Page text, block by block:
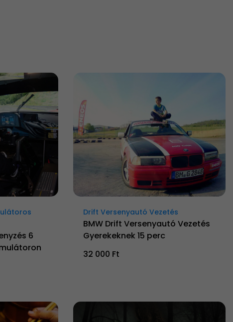
6
Drift Versenyautó Vezetés
BMW Drift Versenyautó Vezetés
Gyerekeknek 15 perc
32 000 Ft